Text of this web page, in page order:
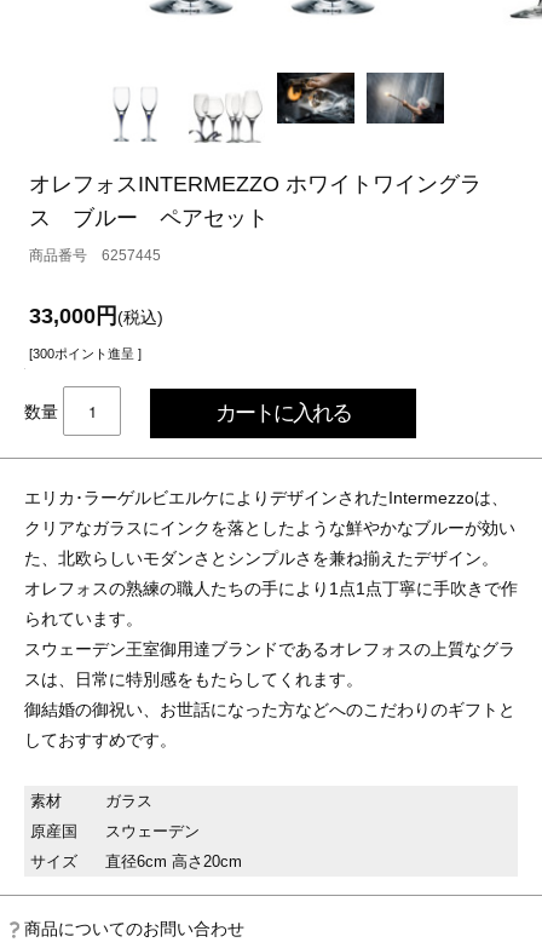
オレフォスINTERMEZZO ホワイトワイングラ
ス ブルー ペアセット
6257445
33,000円(税込)
[300ポイント進呈 ]
数量
エリカ･ラーゲルビエルケによりデザインされたIntermezzoは、
クリアなガラスにインクを落としたような鮮やかなブルーが効い
た、北欧らしいモダンさとシンプルさを兼ね揃えたデザイン。
オレフォスの熟練の職人たちの手により1点1点丁寧に手吹きで作
られています。
スウェーデン王室御用達ブランドであるオレフォスの上質なグラ
スは、日常に特別感をもたらしてくれます。
御結婚の御祝い、お世話になった方などへのこだわりのギフトと
しておすすめです。
素材
ガラス
原産国
スウェーデン
サイズ
直径6cm 高さ20cm
商品についてのお問い合わせ